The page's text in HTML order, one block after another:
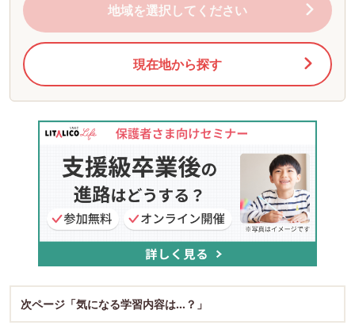
地域を選択してください
現在地から探す
次ページ「気になる学習内容は…？」